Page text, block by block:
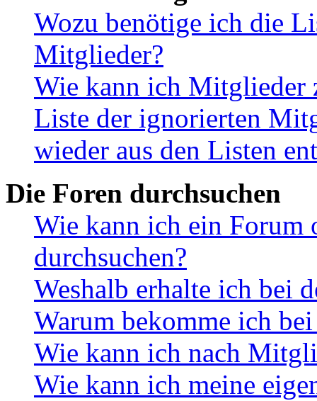
Wozu benötige ich die
Mitglieder?
Wie kann ich Mitglieder
Liste der ignorierten
wieder aus den Listen
Die Foren durchsuchen
Wie kann ich ein Forum
durchsuchen?
Weshalb erhalte ich bei
Warum bekomme ich
Wie kann ich nach
Wie kann ich meine